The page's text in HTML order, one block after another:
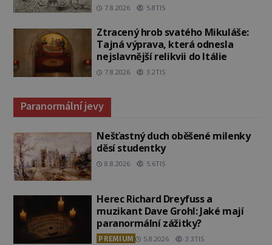
7.8.2026 5.8TIS
Ztracený hrob svatého Mikuláše:
Tajná výprava, která odnesla
nejslavnější relikvii do Itálie
7.8.2026 3.2TIS
Paranormální jevy
Nešťastný duch oběšené milenky
děsí studentky
8.8.2026 5.6TIS
Herec Richard Dreyfuss a
muzikant Dave Grohl: Jaké mají
paranormální zážitky?
PREMIUM 5.8.2026 3.3TIS